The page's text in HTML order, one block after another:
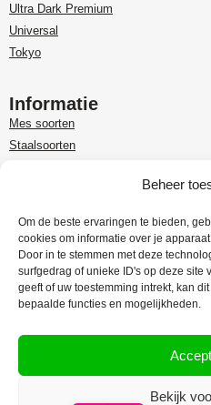
Beheer
Om de beste ervaringen te bieden,
cookies om informatie over je
Door in te stemmen met deze
surfgedrag of unieke ID's op deze site
geeft of uw toestemming intrekt, kan
bepaalde functies en mogelijkheden.
Bekijk
Ultra Dark Premium
Universal
Tokyo
Informatie
Mes soorten
Staalsoorten
Customer care
Garantie en retour
Leveringsinformatie
Klachtenregeling
Privacy Policy